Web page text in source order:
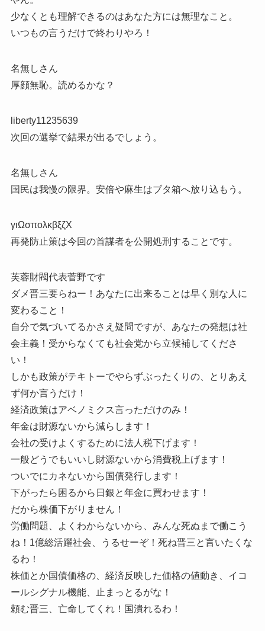
少なくとも理解できるのはあなた方には無理なこと。
いつもの言うだけで終わりやろ！
名無しさん
厚顔無恥。読めるかな？
liberty11235639
次回の選挙で結果が出るでしょう。
名無しさん
国民は我慢の限界。安倍や麻生はブタ箱へ放り込もう。
γιΩσπολκβξζΧ
再発防止策は今回の首謀者を公開処刑することです。
芙蓉財閥代表菅野です
ダメ晋三要らねー！あなたに出来ることは早く別な人に
変わること！
自分で気づいてるかさえ疑問ですが、あなたの発想は社
会主義！受からなくても社会党から立候補してくださ
い！
しかも政策がテキトーでやらずぶったくりの、とりあえ
ず何か言うだけ！
経済政策はアベノミクス言っただけのみ！
年金は財源ないから減らします！
会社の受けよくするために法人税下げます！
一般どうでもいいし財源ないから消費税上げます！
ついでにカネないから国債発行します！
下がったら困るから日銀と年金に買わせます！
だから株価下がりません！
労働問題、よくわからないから、みんな死ぬまで働こう
ね！1億総活躍社会、うるせーぞ！死ね晋三と言いたくな
るわ！
株価とか国債価格の、経済反映した価格の値動き、イコ
ールシグナル機能、止まっとるがな！
頼む晋三、亡命してくれ！国潰れるわ！